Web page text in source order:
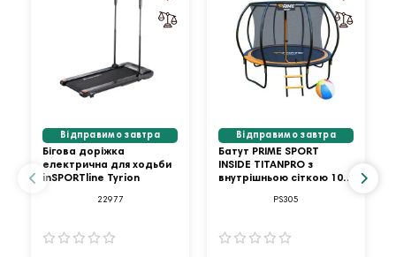
Відправимо завтра
Бігова доріжка
електрична для ходьби
inSPORTline Tyrion
22977
Відправимо завтра
Батут PRIME SPORT
INSIDE TITANPRO з
внутрішньою сіткою 10
PS305